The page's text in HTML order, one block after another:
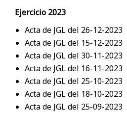
Ejercicio 2023
Acta de JGL del 26-12-2023
Acta de JGL del 15-12-2023
Acta de JGL del 30-11-2023
Acta de JGL del 16-11-2023
Acta de JGL del 25-10-2023
Acta de JGL del 18-10-2023
Acta de JGL del 25-09-2023